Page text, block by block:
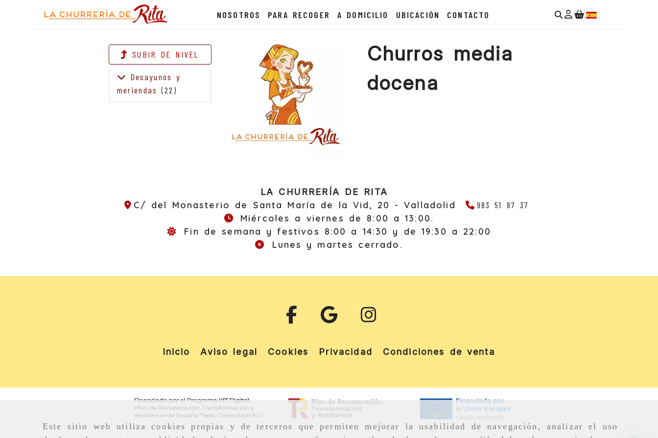
Este sitio web utiliza cookies propias y de terceros que permiten mejorar la usabilidad de navegación, analizar el uso
NOSOTROS PARA RECOGER A DOMICILIO UBICACIÓN CONTACTO Identifícate
SUBIR DE NIVEL
Desayunos y
meriendas(22)
Churros media
docena
LA CHURRERÍA DE RITA
C/ del Monasterio de Santa María de la Vid, 20 -Valladolid 983 51 87 37
Miércoles a viernes de 8:00 a 13:00.
Fin de semana y festivos 8:00 a 14:30 y de 19:30 a 22:00
Lunes y martes cerrado.
Inicio Aviso legal Cookies Privacidad Condiciones de venta